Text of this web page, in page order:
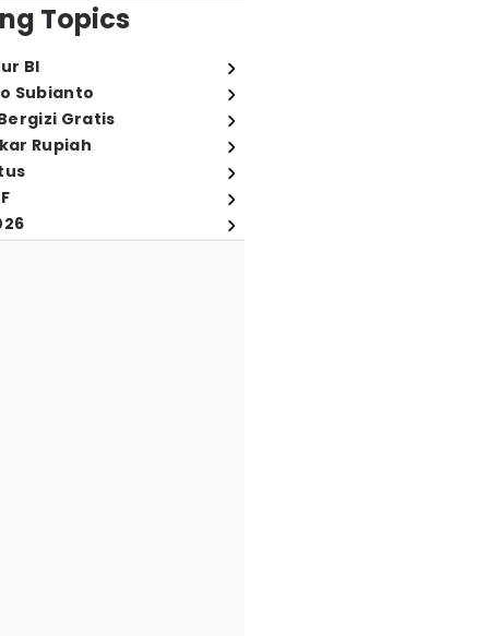
Topics
BI
Subianto
Gratis
Rupiah